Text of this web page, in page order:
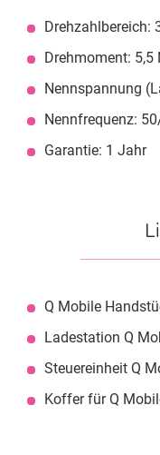
Drehzahlbereich:
Drehmoment: 5,5
Nennspannung
Nennfrequenz:
Garantie: 1 Jahr
Q Mobile
Ladestation Q
Steuereinheit Q
Koffer für Q